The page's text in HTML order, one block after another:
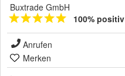
Buxtrade GmbH
100% positiv
Anrufen
Merken